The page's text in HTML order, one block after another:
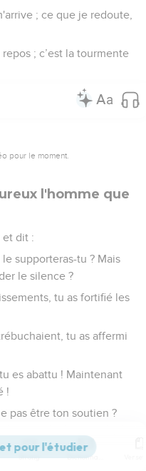
; ce que je redoute,
; c’est la tourmente
pour le moment.
l'homme que
et dit :
supporteras-tu ? Mais
le silence ?
tu as fortifié les
tu as affermi
es abattu ! Maintenant
!
pas être ton soutien ?
: quel est l'innocent qui
Strong